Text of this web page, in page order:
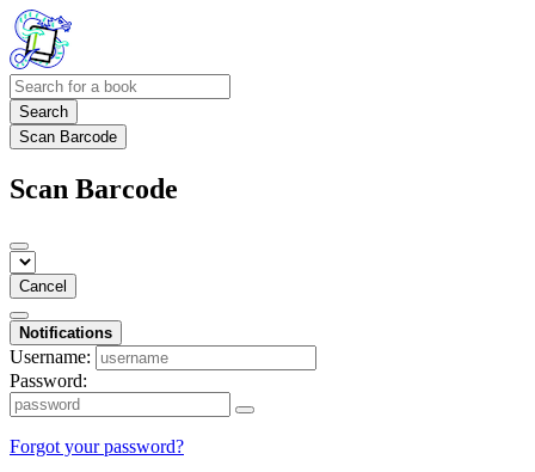
Search
Scan Barcode
Scan Barcode
Cancel
Notifications
Username:
Password:
Forgot your password?